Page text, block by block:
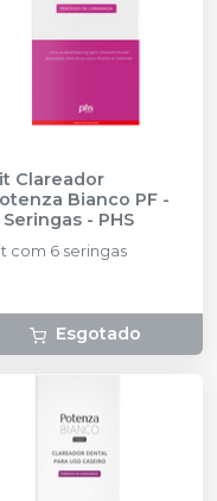
Clareador
Bianco PF -
Seringas - PHS
Kit com 6 seringas
Esgotado